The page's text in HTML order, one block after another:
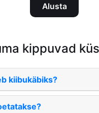
Alusta
kippuvad
kiibukäbiks?